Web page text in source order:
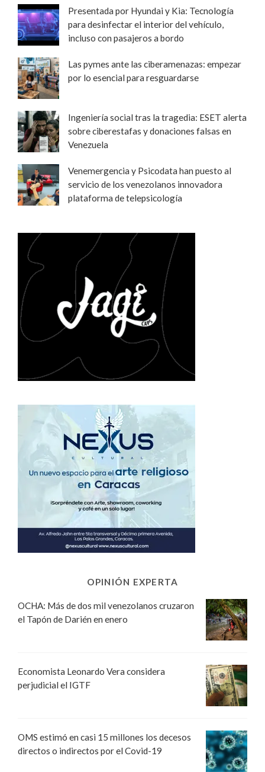
Presentada por Hyundai y Kia: Tecnología
para desinfectar el interior del vehículo,
incluso con pasajeros a bordo
Las pymes ante las ciberamenazas: empezar
por lo esencial para resguardarse
Ingeniería social tras la tragedia: ESET alerta
sobre ciberestafas y donaciones falsas en
Venezuela
Venemergencia y Psicodata han puesto al
servicio de los venezolanos innovadora
plataforma de telepsicología
OPINIÓN EXPERTA
OCHA: Más de dos mil venezolanos cruzaron
el Tapón de Darién en enero
Economista Leonardo Vera considera
perjudicial el IGTF
OMS estimó en casi 15 millones los decesos
directos o indirectos por el Covid-19